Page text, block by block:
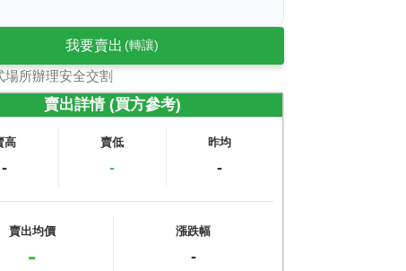
我要賣出 (轉讓)
所辦理安全交割
賣出詳情 (買方參考)
高
-
賣低
-
昨均
-
賣出均價
-
漲跌幅
-